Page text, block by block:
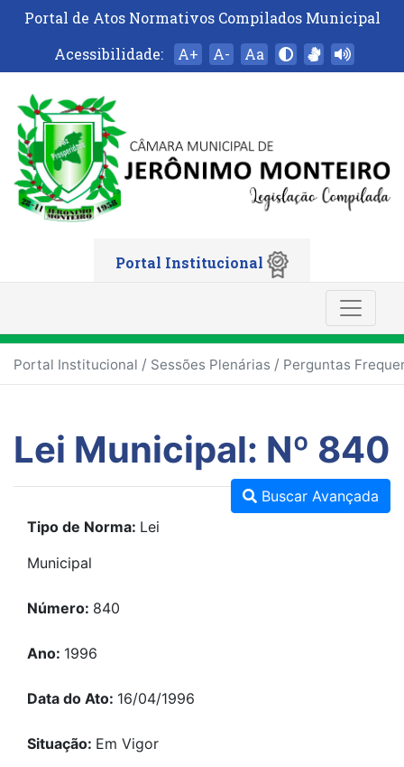
Portal de Atos Normativos Compilados Municipal
Acessibilidade:
A+ A- Aa
Portal Institucional
Portal Institucional / Sessões Plenárias / Perguntas
Lei Municipal: Nº 840
Buscar Avançada
Tipo de Norma: Lei
Municipal
Número: 840
Ano: 1996
Data do Ato: 16/04/1996
Situação: Em Vigor